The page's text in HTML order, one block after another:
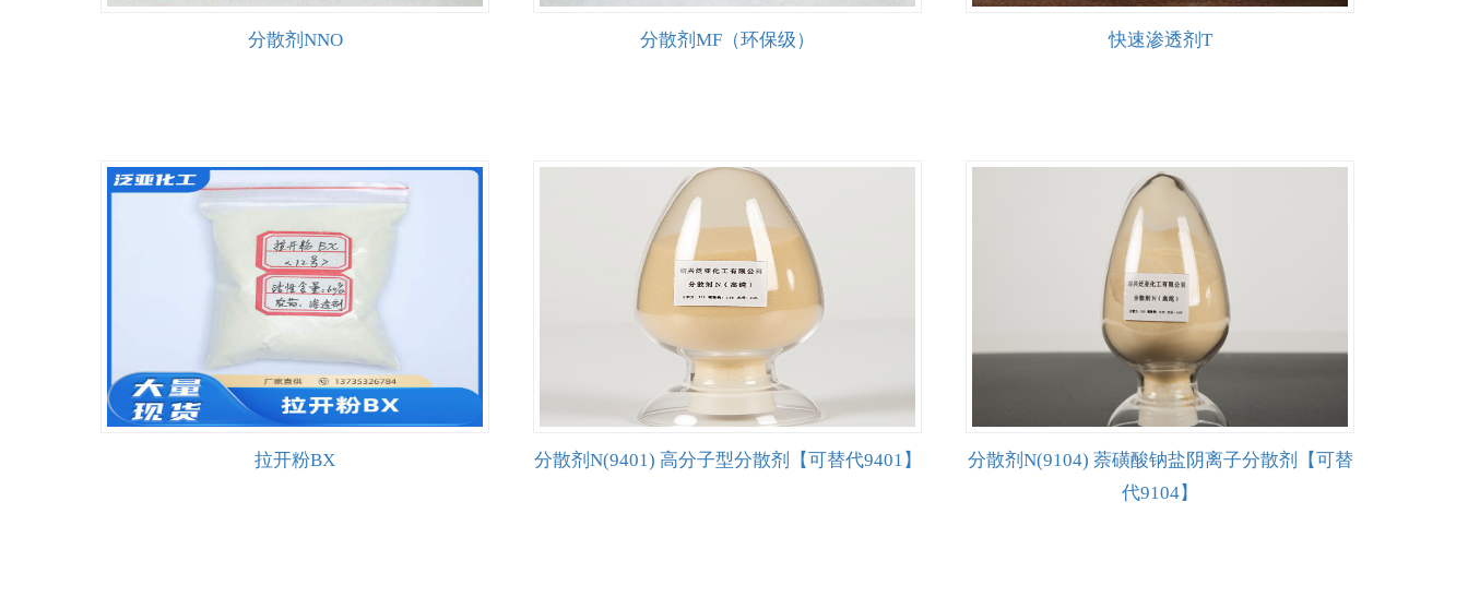
分散剂NNO 分散剂MF（环保级） 快速渗透剂T
拉开粉BX 分散剂N(9401) 高分子型分散剂【可替代9401】
分散剂N(9104) 萘磺酸钠盐阴离子分散剂【可替
代9104】